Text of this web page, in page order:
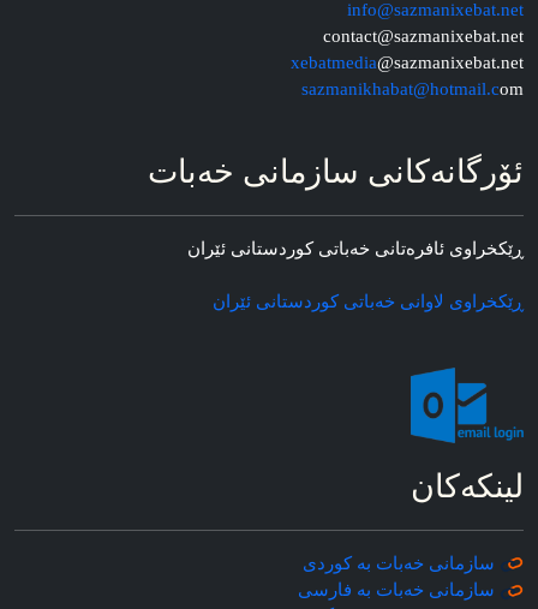
info@sazmanixebat.net
contact@sazmanixebat.net
xebatmedia@sazmanixebat.net
sazmanikhabat@hotmail.com
ئۆرگانه‌کانی سازمانی خه‌بات
ڕێکخراوی ئافره‌تانی خه‌باتی کوردستانی ئێران
ڕێکخراوی لاوانی خه‌باتی کوردستانی ئێران
لینکه‌کان
سازمانی خه‌بات به کوردی
سازمانی خه‌بات به فارسی